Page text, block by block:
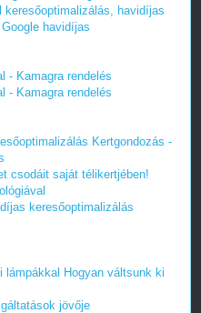
keresőoptimalizálás, havidíjas
havidíjas
- Kamagra rendelés
- Kamagra rendelés
Kertgondozás -
csodáit saját télikertjében!
keresőoptimalizálás
lámpákkal Hogyan váltsunk ki
jövője